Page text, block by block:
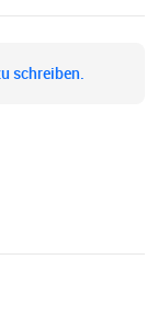
schreiben.